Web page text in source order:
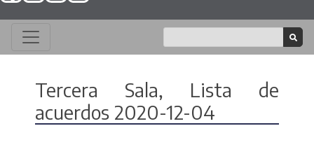
Tercera Sala, Lista de
acuerdos 2020-12-04